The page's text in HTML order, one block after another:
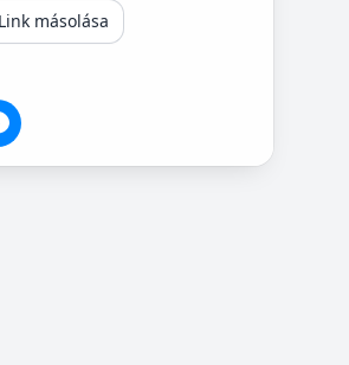
Link másolása